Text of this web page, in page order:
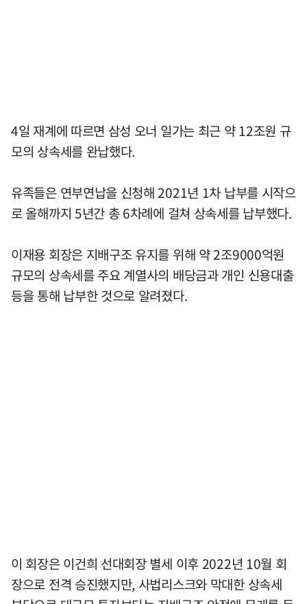
4일 재계에 따르면 삼성 오너 일가는 최근 약 12조원 규
모의 상속세를 완납했다.
유족들은 연부연납을 신청해 2021년 1차 납부를 시작으
로 올해까지 5년간 총 6차례에 걸쳐 상속세를 납부했다.
이재용 회장은 지배구조 유지를 위해 약 2조9000억원
규모의 상속세를 주요 계열사의 배당금과 개인 신용대출
등을 통해 납부한 것으로 알려졌다.
이 회장은 이건희 선대회장 별세 이후 2022년 10월 회
장으로 전격 승진했지만, 사법리스크와 막대한 상속세